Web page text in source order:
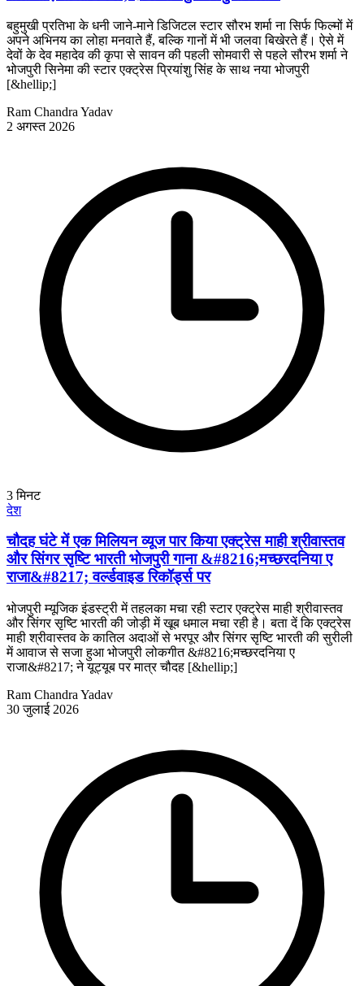
बहुमुखी प्रतिभा के धनी जाने-माने डिजिटल स्टार सौरभ शर्मा ना सिर्फ फिल्मों में
अपने अभिनय का लोहा मनवाते हैं, बल्कि गानों में भी जलवा बिखेरते हैं। ऐसे में
देवों के देव महादेव की कृपा से सावन की पहली सोमवारी से पहले सौरभ शर्मा ने
भोजपुरी सिनेमा की स्टार एक्ट्रेस प्रियांशु सिंह के साथ नया भोजपुरी
[&hellip;]
Ram Chandra Yadav
2 अगस्त 2026
3मिनट
देश
चौदह घंटे में एक मिलियन व्यूज पार किया एक्ट्रेस माही श्रीवास्तव
और सिंगर सृष्टि भारती भोजपुरी गाना &#8216;मच्छरदनिया ए
राजा&#8217; वर्ल्डवाइड रिकॉर्ड्स पर
भोजपुरी म्यूजिक इंडस्ट्री में तहलका मचा रही स्टार एक्ट्रेस माही श्रीवास्तव
और सिंगर सृष्टि भारती की जोड़ी में खूब धमाल मचा रही है। बता दें कि एक्ट्रेस
माही श्रीवास्तव के कातिल अदाओं से भरपूर और सिंगर सृष्टि भारती की सुरीली
में आवाज से सजा हुआ भोजपुरी लोकगीत &#8216;मच्छरदनिया ए
राजा&#8217; ने यूट्यूब पर मात्र चौदह [&hellip;]
Ram Chandra Yadav
30 जुलाई 2026